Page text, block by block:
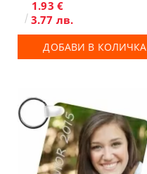
1.93 €
3.77 лв.
ДОБАВИ В КОЛИЧКА